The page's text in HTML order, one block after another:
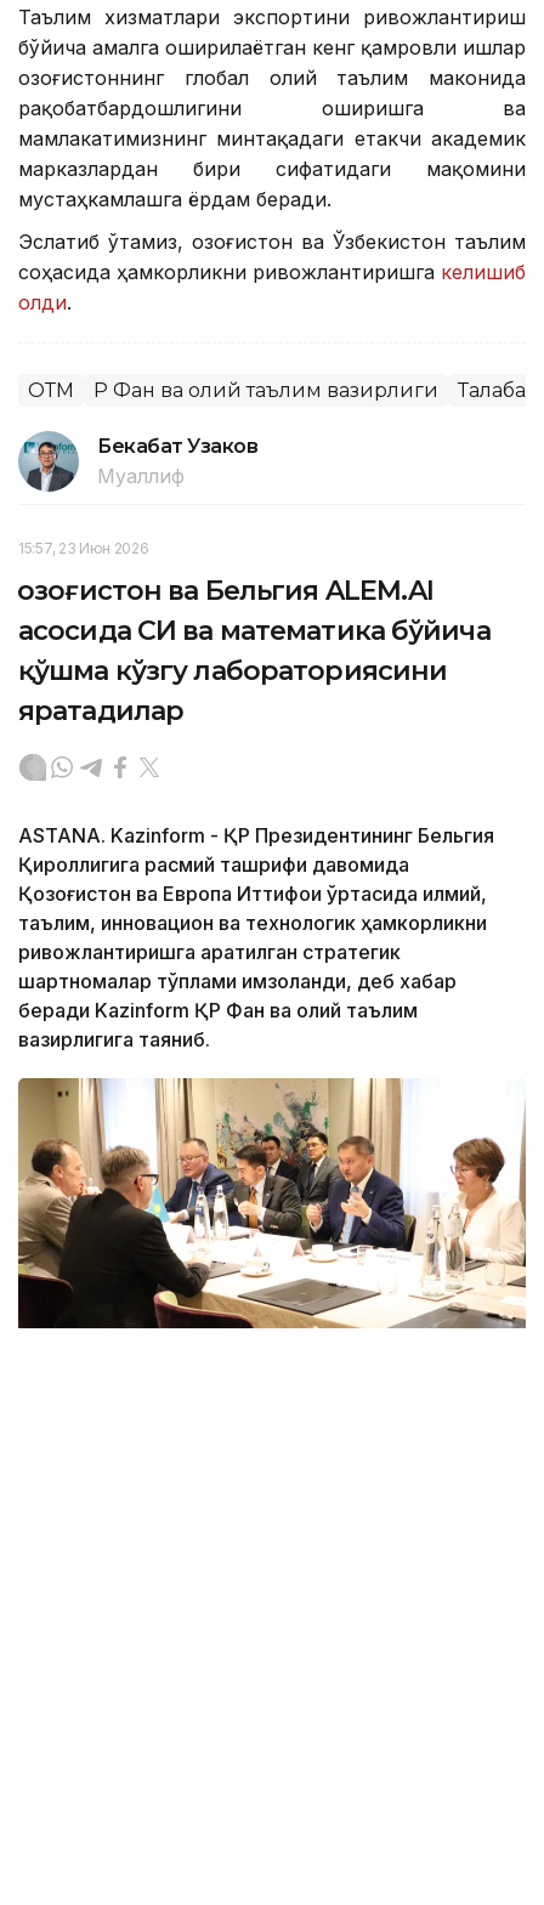
Таълим хизматлари экспортини ривожлантириш
бўйича амалга оширилаётган кенг қамровли ишлар
Қозоғистоннинг глобал олий таълим маконида
рақобатбардошлигини оширишга ва
мамлакатимизнинг минтақадаги етакчи академик
марказлардан бири сифатидаги мақомини
мустаҳкамлашга ёрдам беради.
Эслатиб ўтамиз, Қозоғистон ва Ўзбекистон таълим
соҳасида ҳамкорликни ривожлантиришга келишиб
олди.
ОТМ ҚР Фан ва олий таълим вазирлиги
Бекабат Узаков
Муаллиф
15:57, 23 Июн 2026
Қозоғистон ва Бельгия ALEM.AI
асосида СИ ва математика бўйича
қўшма кўзгу лабораториясини
яратадилар
ASTANA. Kazinform - ҚР Президентининг Бельгия
Қироллигига расмий ташрифи давомида
Қозоғистон ва Европа Иттифоқи ўртасида илмий,
таълим, инновацион ва технологик ҳамкорликни
ривожлантиришга қаратилган стратегик
шартномалар тўплами имзоланди, деб хабар
беради Kazinform ҚР Фан ва олий таълим
вазирлигига таяниб.